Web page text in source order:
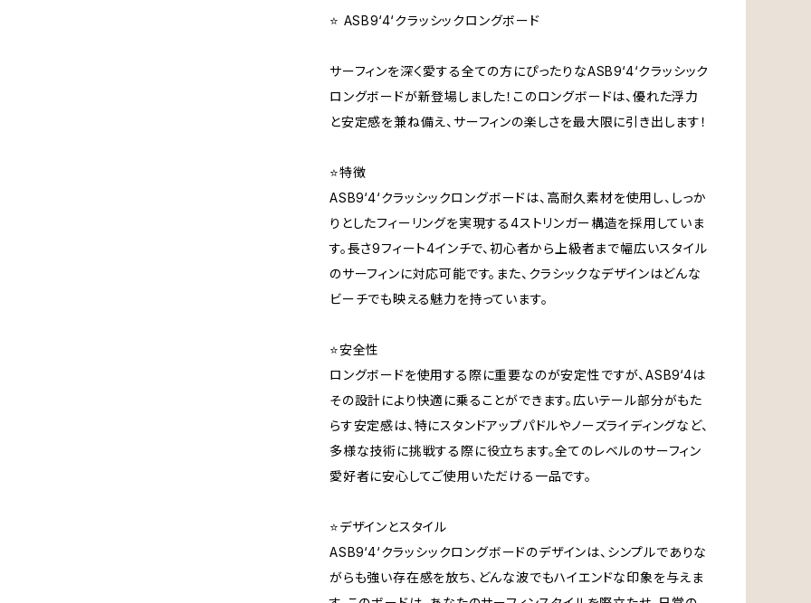
⭐️ ASB9‘4‘クラッシックロングボード
サーフィンを深く愛する全ての方にぴったりなASB9‘4‘クラッシック
ロングボードが新登場しました！このロングボードは、優れた浮力
と安定感を兼ね備え、サーフィンの楽しさを最大限に引き出します！
⭐️特徴
ASB9‘4‘クラッシックロングボードは、高耐久素材を使用し、しっか
りとしたフィーリングを実現する4ストリンガー構造を採用していま
す。長さ9フィート4インチで、初心者から上級者まで幅広いスタイル
のサーフィンに対応可能です。また、クラシックなデザインはどんな
ビーチでも映える魅力を持っています。
⭐️安全性
ロングボードを使用する際に重要なのが安定性ですが、ASB9‘4は
その設計により快適に乗ることができます。広いテール部分がもた
らす安定感は、特にスタンドアップパドルやノーズライディングなど、
多様な技術に挑戦する際に役立ちます。全てのレベルのサーフィン
愛好者に安心してご使用いただける一品です。
⭐️デザインとスタイル
ASB9‘4‘クラッシックロングボードのデザインは、シンプルでありな
がらも強い存在感を放ち、どんな波でもハイエンドな印象を与えま